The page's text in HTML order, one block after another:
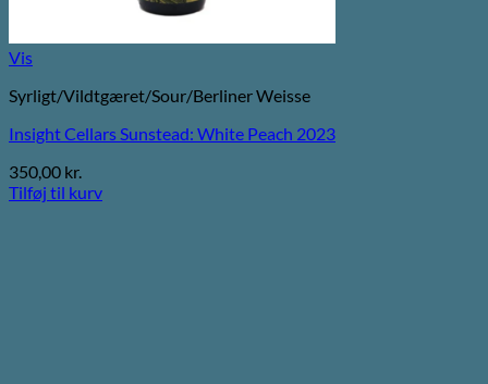
Vis
Syrligt/Vildtgæret/Sour/Berliner Weisse
Insight Cellars Sunstead: White Peach 2023
350,00 kr.
Tilføj til kurv